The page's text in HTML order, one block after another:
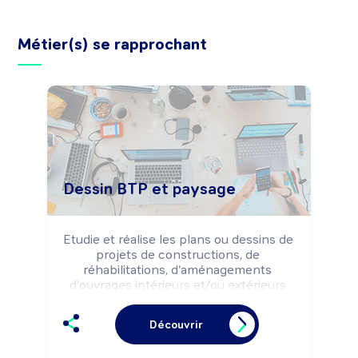
Métier(s) se rapprochant
Dessin BTP et paysage
Etudie et réalise les plans ou dessins de
projets de constructions, de
réhabilitations, d'aménagements
d'ouvrages intérieurs et/ou extérieurs
architecturales retenues et la
réglementation.
Peut coordonner une équipe.
Découvrir